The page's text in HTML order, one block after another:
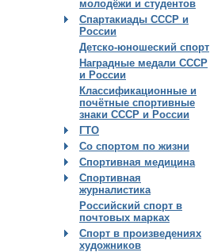
молодёжи и студентов
Спартакиады СССР и
России
Детско-юношеский спорт
Наградные медали СССР
и России
Классификационные и
почётные спортивные
знаки СССР и России
ГТО
Со спортом по жизни
Спортивная медицина
Спортивная
журналистика
Российский спорт в
почтовых марках
Спорт в произведениях
художников